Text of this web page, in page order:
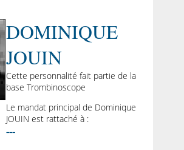
DOMINIQUE
JOUIN
Cette personnalité fait partie de la
base Trombinoscope
Le mandat principal de Dominique
JOUIN est rattaché à :
---